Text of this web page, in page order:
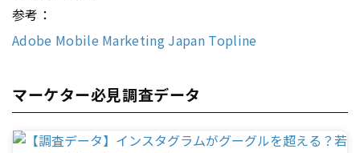
参考：
Adobe Mobile Marketing Japan Topline
マーケター必見調査データ